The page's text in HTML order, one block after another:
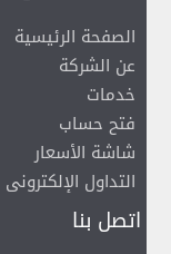
الصفحة الرئيسية
عن الشركة
خدمات
فتح حساب
شاشة الأسعار
التداول الإلكترونى
اتصل بنا